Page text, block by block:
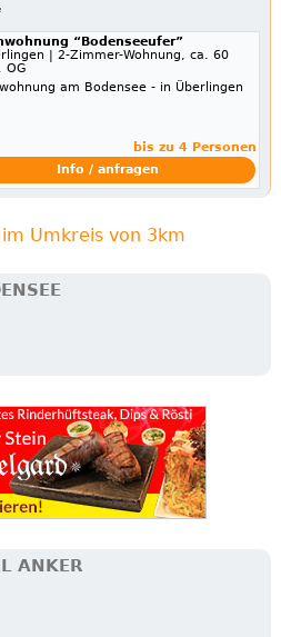
“Bodenseeufer”
| 2-Zimmer-Wohnung, ca. 60
OG
am Bodensee - in Überlingen
bis zu 4 Personen
Info / anfragen
Umkreis von 3km
ANKER